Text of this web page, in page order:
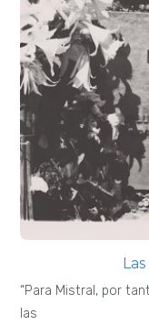
“Para Mistral, por
las